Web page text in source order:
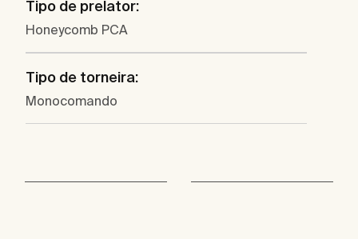
Tipo de prelator:
Honeycomb PCA
Tipo de torneira:
Monocomando